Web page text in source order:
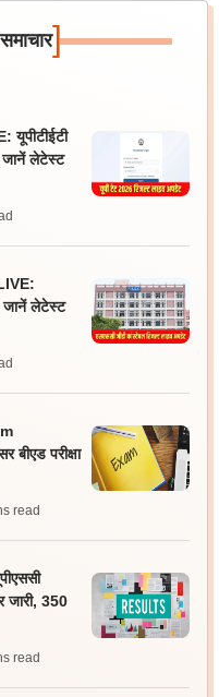
]
लेटेस्ट
जानें लेटेस्ट
परीक्षा
read
350
read